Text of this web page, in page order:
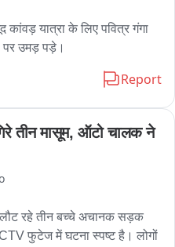
इस हमले में SI राम नवल सिंह
ASI माने गोबिंद के पैर में गोली
ASI ने उसी राइफल से स्वयं को
तिरंगे में लिपटा पार्थिव शरीर
की संख्या में लोग पहुंचे।
वाहन पर रखकर क्षेत्र भ्रमण
जवानों ने उन्हें गार्ड ऑफ ऑनर
साथ उनका अंतिम संस्कार किया
कांवड़ यात्रा के लिए पवित्र गंगा
पर उमड़ पड़े।
Report
तीन मासूम, ऑटो चालक ने
रहे तीन बच्चे अचानक सड़क
फुटेज में घटना स्पष्ट है। लोगों